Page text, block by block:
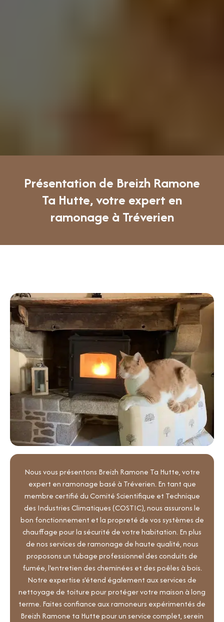
Présentation de Breizh Ramone
Ta Hutte, votre expert en
ramonage à Tréverien
Nous vous présentons Breizh Ramone Ta Hutte, votre
expert en ramonage basé à Tréverien. En tant que
membre certifié du Comité Scientifique et Technique
des Industries Climatiques (COSTIC), nous assurons le
bon fonctionnement et la propreté de vos systèmes de
chauffage pour la sécurité de votre habitation. En plus
de nos services de ramonage de haute qualité, nous
proposons un tubage professionnel des conduits de
fumée, l'entretien des cheminées et des poêles à bois.
Notre expertise s'étend également aux services de
nettoyage de toiture pour protéger votre maison à long
terme. Faites confiance aux ramoneurs expérimentés de
Breizh Ramone ta Hutte pour un service complet, serein